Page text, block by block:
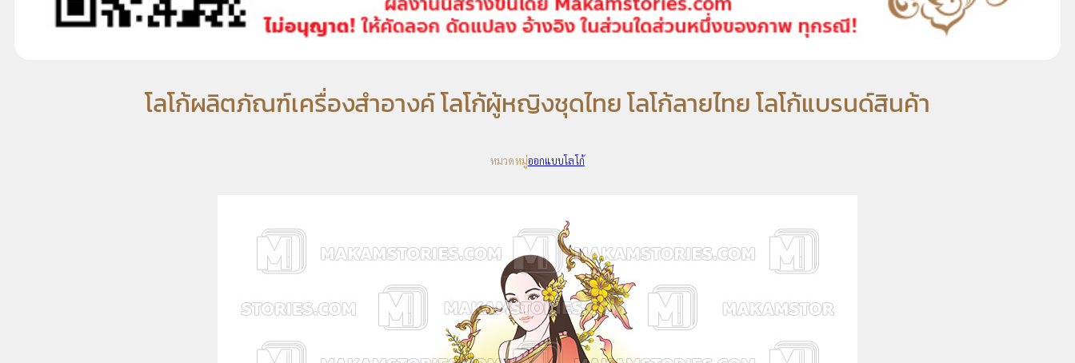
โลโก้ผลิตภัณฑ์เครื่องสำอางค์ โลโก้ผู้หญิงชุดไทย โลโก้ลายไทย โลโก้แบรนด์สินค้า
หมวดหมู่ออกแบบโลโก้